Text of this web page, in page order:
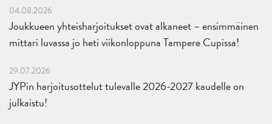
04.08.2026
Joukkueen yhteisharjoitukset ovat alkaneet – ensimmäinen
mittari luvassa jo heti viikonloppuna Tampere Cupissa!
29.07.2026
JYPin harjoitusottelut tulevalle 2026-2027 kaudelle on
julkaistu!